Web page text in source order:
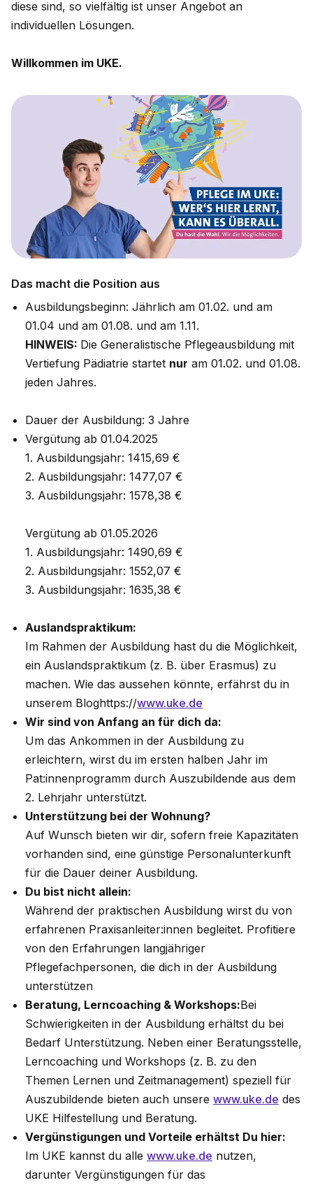
diese sind, so vielfältig ist unser Angebot an
individuellen Lösungen.
Willkommen im UKE.
Das macht die Position aus
Ausbildungsbeginn: Jährlich am 01.02. und am
01.04 und am 01.08. und am 1.11.
HINWEIS: Die Generalistische Pflegeausbildung mit
Vertiefung Pädiatrie startet nur am 01.02. und 01.08.
jeden Jahres.
Dauer der Ausbildung: 3 Jahre
Vergütung ab 01.04.2025
1. Ausbildungsjahr: 1415,69 €
2. Ausbildungsjahr: 1477,07 €
3. Ausbildungsjahr: 1578,38 €
Vergütung ab 01.05.2026
1. Ausbildungsjahr: 1490,69 €
2. Ausbildungsjahr: 1552,07 €
3. Ausbildungsjahr: 1635,38 €
Auslandspraktikum:
Im Rahmen der Ausbildung hast du die Möglichkeit,
ein Auslandspraktikum (z. B. über Erasmus) zu
machen. Wie das aussehen könnte, erfährst du in
unserem Bloghttps://www.uke.de
Wir sind von Anfang an für dich da:
Um das Ankommen in der Ausbildung zu
erleichtern, wirst du im ersten halben Jahr im
Pat:innenprogramm durch Auszubildende aus dem
2. Lehrjahr unterstützt.
Unterstützung bei der Wohnung?
Auf Wunsch bieten wir dir, sofern freie Kapazitäten
vorhanden sind, eine günstige Personalunterkunft
für die Dauer deiner Ausbildung.
Du bist nicht allein:
Während der praktischen Ausbildung wirst du von
erfahrenen Praxisanleiter:innen begleitet. Profitiere
von den Erfahrungen langjähriger
Pflegefachpersonen, die dich in der Ausbildung
unterstützen
Beratung, Lerncoaching & Workshops:Bei
Schwierigkeiten in der Ausbildung erhältst du bei
Bedarf Unterstützung. Neben einer Beratungsstelle,
Lerncoaching und Workshops (z. B. zu den
Themen Lernen und Zeitmanagement) speziell für
Auszubildende bieten auch unsere www.uke.de des
UKE Hilfestellung und Beratung.
Vergünstigungen und Vorteile erhältst Du hier:
Im UKE kannst du alle www.uke.de nutzen,
darunter Vergünstigungen für das